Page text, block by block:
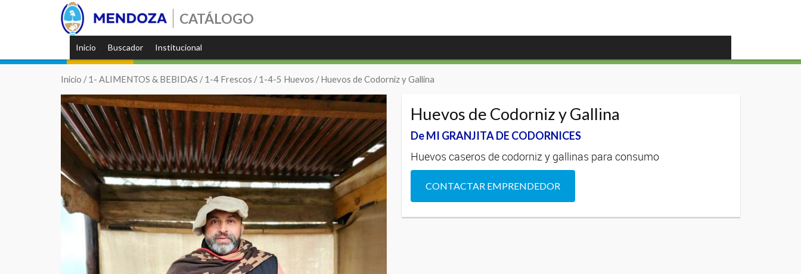
CATÁLOGO
Inicio Buscador Institucional
Inicio /1- ALIMENTOS & BEBIDAS /1-4 Frescos /1-4-5 Huevos / Huevos de Codorniz y Gallina
Huevos de Codorniz y Gallina
De MI GRANJITA DE CODORNICES
Huevos caseros de codorniz y gallinas para consumo
CONTACTAR EMPRENDEDOR